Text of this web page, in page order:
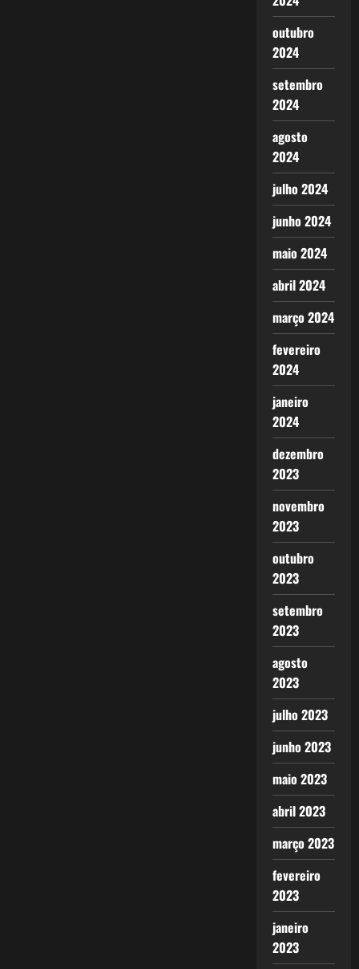
outubro
2024
setembro
2024
agosto
2024
julho 2024
junho 2024
maio 2024
abril 2024
março 2024
fevereiro
2024
janeiro
2024
dezembro
2023
novembro
2023
outubro
2023
setembro
2023
agosto
2023
julho 2023
junho 2023
maio 2023
abril 2023
março 2023
fevereiro
2023
janeiro
2023